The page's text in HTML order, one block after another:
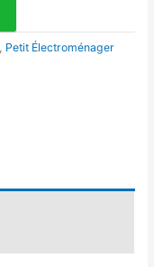
Petit Électroménager